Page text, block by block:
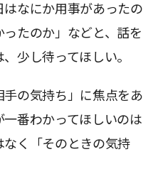
なにか用事があったの
たのか」などと、話を
少し待ってほしい。
の気持ち」に焦点をあ
番わかってほしいのは
なく「そのときの気持